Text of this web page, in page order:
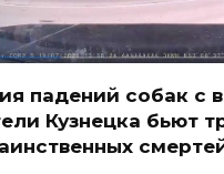
падений собак с
Кузнецка бьют